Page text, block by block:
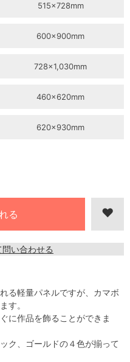
515×728mm
600×900mm
728×1,030mm
460×620mm
620×930mm
い合わせる
る軽量パネルですが、カマボ
す。
に作品を飾ることができま
ク、ゴールドの４色が揃って